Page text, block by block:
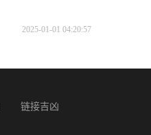
2025-01-01 04:20:57
链接吉凶